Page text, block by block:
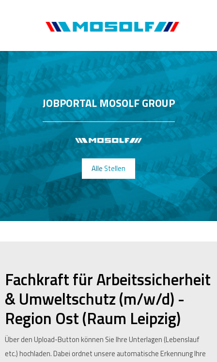
JOBPORTAL MOSOLF GROUP
Alle Stellen
Fachkraft für Arbeitssicherheit
& Umweltschutz (m/w/d) -
Region Ost (Raum Leipzig)
Über den Upload-Button können Sie Ihre Unterlagen (Lebenslauf
etc.) hochladen. Dabei ordnet unsere automatische Erkennung Ihre